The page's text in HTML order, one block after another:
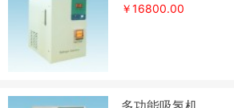
￥16800.00